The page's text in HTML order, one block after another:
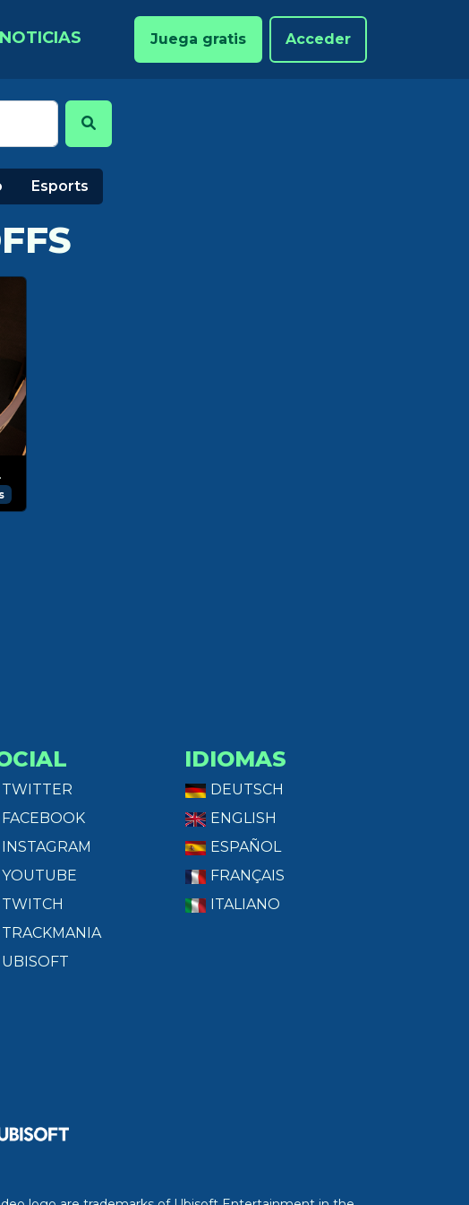
NOTICIAS Juega gratis Acceder
Esports
MORE.
TWITTER
FACEBOOK
INSTAGRAM
YOUTUBE
TWITCH
TRACKMANIA
UBISOFT
IDIOMAS
DEUTSCH
ENGLISH
ESPAÑOL
FRANÇAIS
ITALIANO